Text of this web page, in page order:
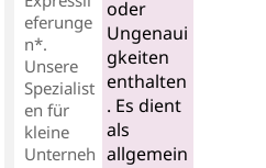
eferunge
n*.
Unsere
Spezialist
en für
kleine
Unterneh
oder
Ungenaui
gkeiten
enthalten
. Es dient
als
allgemein